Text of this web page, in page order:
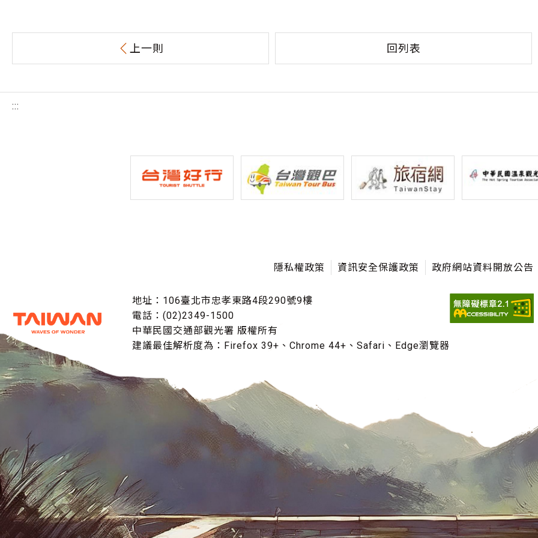
上一則 回列表
:::
隱私權政策 資訊安全保護政策 政府網站資料開放公告
地址：106臺北市忠孝東路4段290號9樓
電話：(02)2349-1500
中華民國交通部觀光署 版權所有
建議最佳解析度為：Firefox 39+、Chrome 44+、Safari、Edge瀏覽器